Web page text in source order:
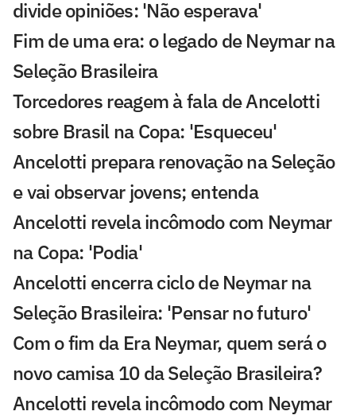
divide opiniões: 'Não esperava'
Fim de uma era: o legado de Neymar na
Seleção Brasileira
Torcedores reagem à fala de Ancelotti
sobre Brasil na Copa: 'Esqueceu'
Ancelotti prepara renovação na Seleção
e vai observar jovens; entenda
Ancelotti revela incômodo com Neymar
na Copa: 'Podia'
Ancelotti encerra ciclo de Neymar na
Seleção Brasileira: 'Pensar no futuro'
Com o fim da Era Neymar, quem será o
novo camisa 10 da Seleção Brasileira?
Ancelotti revela incômodo com Neymar